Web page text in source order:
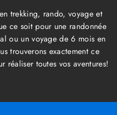
trekking, rando, voyage et
ce soit pour une randonnée
ou un voyage de 6 mois en
trouverons exactement ce
réaliser toutes vos aventures!